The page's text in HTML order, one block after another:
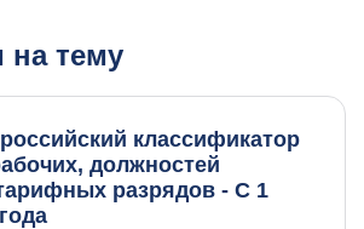
на тему
классификатор
должностей
разрядов - С 1